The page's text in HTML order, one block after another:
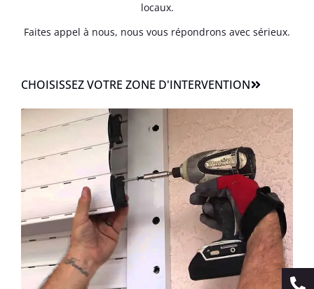
locaux.
Faites appel à nous, nous vous répondrons avec sérieux.
CHOISISSEZ VOTRE ZONE D'INTERVENTION